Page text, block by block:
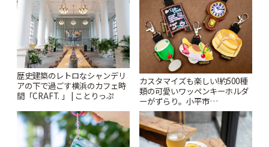
歴史建築のレトロなシャンデリ
アの下で過ごす横浜のカフェ時
間「CRAFT. 」 | ことりっぷ
カスタマイズも楽しい!約500種
類の可愛いワッペンキーホルダ
ーがずらり。小平市
「Kimamaya T&K」 | ことりっ
ぷ